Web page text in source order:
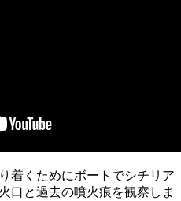
着くためにボートでシチリア
口と過去の噴火痕を観察しま